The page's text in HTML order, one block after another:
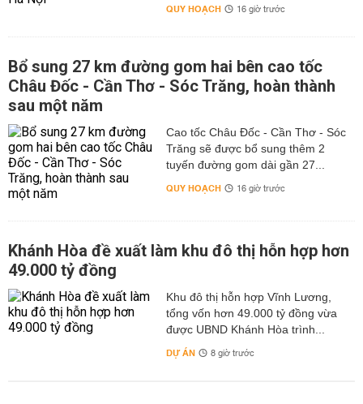
QUY HOẠCH 16 giờ trước
Bổ sung 27 km đường gom hai bên cao tốc
Châu Đốc - Cần Thơ - Sóc Trăng, hoàn thành
sau một năm
Cao tốc Châu Đốc - Cần Thơ - Sóc
Trăng sẽ được bổ sung thêm 2
tuyến đường gom dài gần 27...
QUY HOẠCH 16 giờ trước
Khánh Hòa đề xuất làm khu đô thị hỗn hợp hơn
49.000 tỷ đồng
Khu đô thị hỗn hợp Vĩnh Lương,
tổng vốn hơn 49.000 tỷ đồng vừa
được UBND Khánh Hòa trình...
DỰ ÁN 8 giờ trước